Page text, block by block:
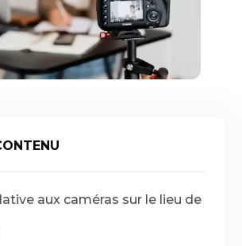
aux caméras sur le lieu de